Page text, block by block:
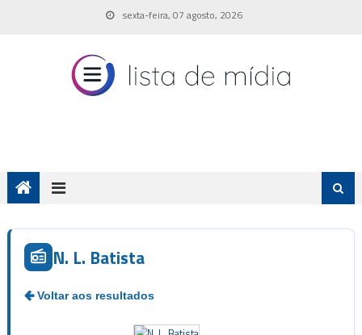
sexta-feira, 07 agosto, 2026
N. L. Batista